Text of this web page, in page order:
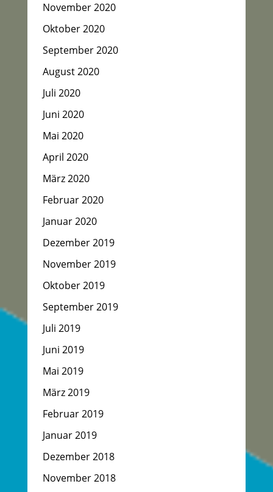
November 2020
Oktober 2020
September 2020
August 2020
Juli 2020
Juni 2020
Mai 2020
April 2020
März 2020
Februar 2020
Januar 2020
Dezember 2019
November 2019
Oktober 2019
September 2019
Juli 2019
Juni 2019
Mai 2019
März 2019
Februar 2019
Januar 2019
Dezember 2018
November 2018